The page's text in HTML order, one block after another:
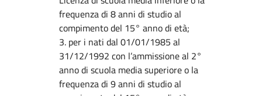
frequenza di 8 anni di studio al
compimento del 15° anno di età;
3. per i nati dal 01/01/1985 al
31/12/1992 con l’ammissione al 2°
anno di scuola media superiore o la
frequenza di 9 anni di studio al